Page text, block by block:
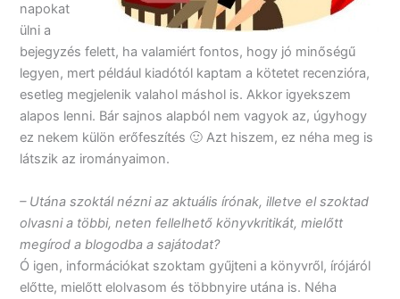
napokat
ülni a
bejegyzés felett, ha valamiért fontos, hogy jó minőségű
legyen, mert például kiadótól kaptam a kötetet recenzióra,
esetleg megjelenik valahol máshol is. Akkor igyekszem
alapos lenni. Bár sajnos alapból nem vagyok az, úgyhogy
ez nekem külön erőfeszítés 🙂 Azt hiszem, ez néha meg is
látszik az irományaimon.
– Utána szoktál nézni az aktuális írónak, illetve el szoktad
olvasni a többi, neten fellelhető könyvkritikát, mielőtt
megírod a blogodba a sajátodat?
Ó igen, információkat szoktam gyűjteni a könyvről, írójáról
előtte, mielőtt elolvasom és többnyire utána is. Néha